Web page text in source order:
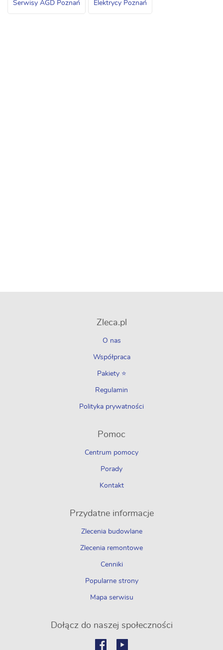
Serwisy AGD Poznań Elektrycy Poznań
Zleca.pl
O nas
Współpraca
Pakiety ⭐
Regulamin
Polityka prywatności
Pomoc
Centrum pomocy
Porady
Kontakt
Przydatne informacje
Zlecenia budowlane
Zlecenia remontowe
Cenniki
Popularne strony
Mapa serwisu
Dołącz do naszej społeczności